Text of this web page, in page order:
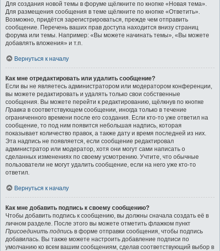
Для создания новой темы в форуме щёлкните по кнопке «Новая тема».
Для размещения сообщения в теме щёлкните по кнопке «Ответить».
Возможно, придётся зарегистрироваться, прежде чем отправить
сообщение. Перечень ваших прав доступа находится внизу страниц
форума или темы. Например: «Вы можете начинать темы», «Вы можете
добавлять вложения» и т.п.
Вернуться к началу
Как мне отредактировать или удалить сообщение?
Если вы не являетесь администратором или модератором конференции,
вы можете редактировать и удалять только свои собственные
сообщения. Вы можете перейти к редактированию, щёлкнув по кнопке
Правка в соответствующем сообщении, иногда только в течение
ограниченного времени после его создания. Если кто-то уже ответил на
сообщение, то под ним появится небольшая надпись, которая
показывает количество правок, а также дату и время последней из них.
Эта надпись не появляется, если сообщение редактировал
администратор или модератор, хотя они могут сами написать о
сделанных изменениях по своему усмотрению. Учтите, что обычные
пользователи не могут удалить сообщение, если на него уже кто-то
ответил.
Вернуться к началу
Как мне добавить подпись к своему сообщению?
Чтобы добавить подпись к сообщению, вы должны сначала создать её в
личном разделе. После этого вы можете отметить флажком пункт
Присоединить подпись в форме отправки сообщения, чтобы подпись
добавилась. Вы также можете настроить добавление подписи по
умолчанию ко всем вашим сообщениям, сделав соответствующий выбор в